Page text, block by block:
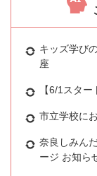
キッズ学び
座
【6/1スタ
市立学校に
奈良しみん
ージ お知ら